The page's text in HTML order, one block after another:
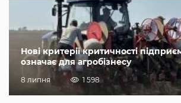
Нові критерії критичності
означає для агробізнесу
8 липня 1 598